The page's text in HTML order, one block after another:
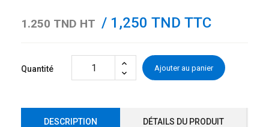
1.250 TND HT / 1,250 TND TTC
Quantité Ajouter au panier
DESCRIPTION DÉTAILS DU PRODUIT